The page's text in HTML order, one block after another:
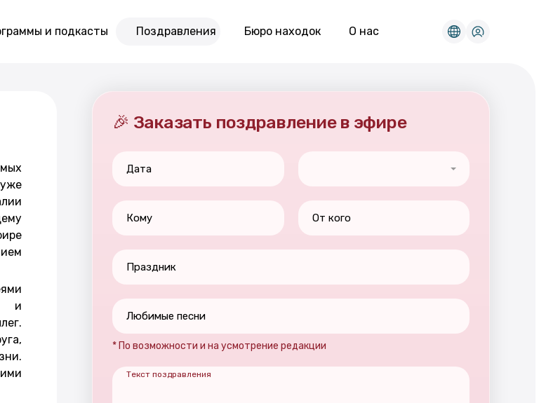
и подкасты Поздравления Бюро находок О нас
и
🎉 Заказать поздравление в эфире
Дата
Кому От кого
Праздник
Любимые песни
* По возможности и на усмотрение редакции
Текст поздравления